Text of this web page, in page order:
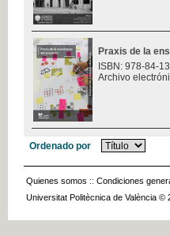
Praxis de la
ISBN: 978-84-
Archivo
Ordenado por
Quienes somos :: Condiciones
Universitat Politècnica de València ©